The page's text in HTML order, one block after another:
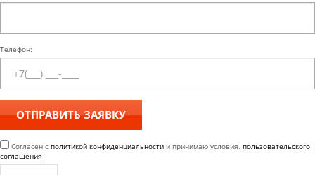
Телефон:
Согласен с политикой конфиденциальности и принимаю условия. пользовательского
соглашения